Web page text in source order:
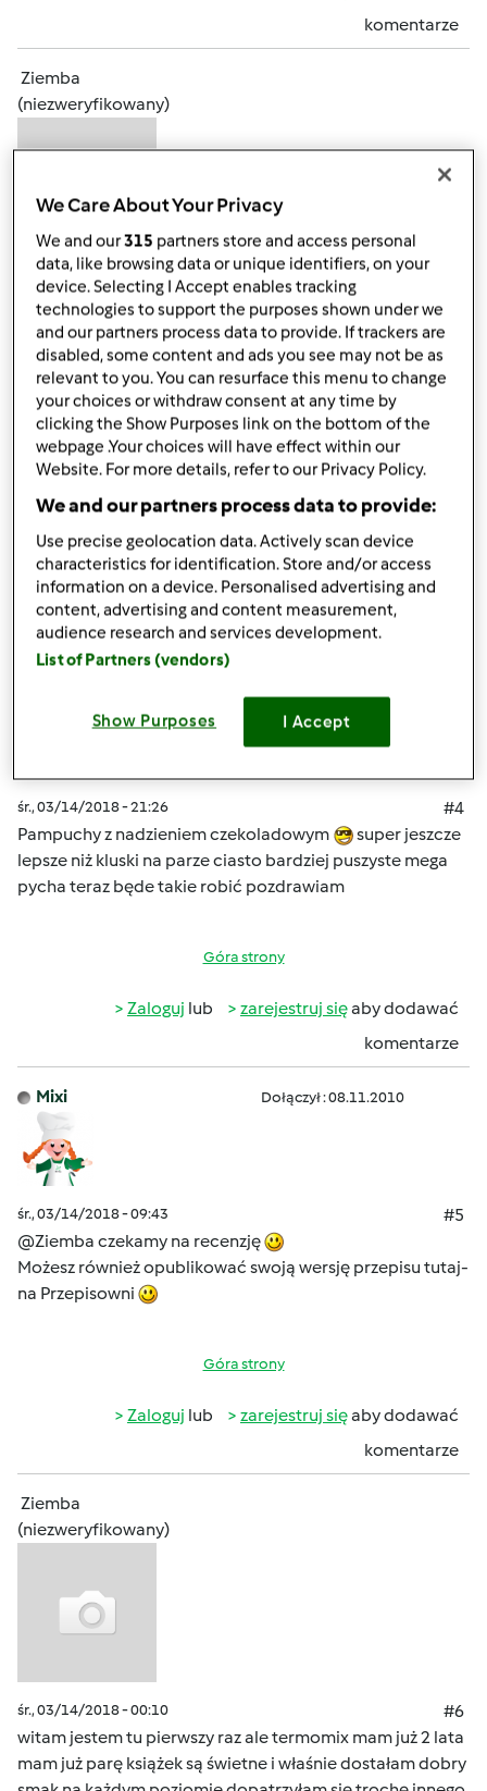
komentarze
Ziemba
(niezweryfikowany)
śr., 03/14/2018 - 21:40
Kulinarne ABC= to podstawa prawie każdego dnia
=Miodowy tydzień= to oczywiście miłość od pierwszego
wejrzenia w innych książkach też znajduje coś dobrego
pozdrawiam
Góra strony
Zalogujlub zarejestruj sięaby dodawać
komentarze
Ziemba
(niezweryfikowany)
śr., 03/14/2018 - 21:26
#4
Pampuchy z nadzieniem czekoladowym
super jeszcze
lepsze niż kluski na parze ciasto bardziej puszyste mega
pycha teraz będe takie robić pozdrawiam
Góra strony
Zaloguj lub zarejestruj sięaby dodawać
komentarze
Mixi Dołączył : 08.11.2010
śr., 03/14/2018 - 09:43
#5
@Ziemba czekamy na recenzję
Możesz również opublikować swoją wersję przepisu tutaj-
na Przepisowni
Góra strony
Zaloguj lub zarejestruj sięaby dodawać
komentarze
Ziemba
(niezweryfikowany)
śr., 03/14/2018 - 00:10
#6
witam jestem tu pierwszy raz ale termomix mam już 2 lata
mam już parę książek są świetne i właśnie dostałam dobry
We Care About Your Privacy
We and our315 partners store and access personal
data, like browsing data or unique identifiers, on your
device. Selecting I Accept enables tracking
technologies to support the purposes shown under we
and our partners process data to provide. If trackers are
disabled, some content and ads you see may not be as
relevant to you. You can resurface this menu to change
your choices or withdraw consent at any time by
clicking the Show Purposes link on the bottom of the
webpage .Your choices will have effect within our
Website. For more details, refer to our Privacy Policy.
We and our partners process data to provide:
Use precise geolocation data. Actively scan device
characteristics for identification. Store and/or access
information on a device. Personalised advertising and
content, advertising and content measurement,
audience research and services development.
List of Partners (vendors)
Show Purposes I Accept